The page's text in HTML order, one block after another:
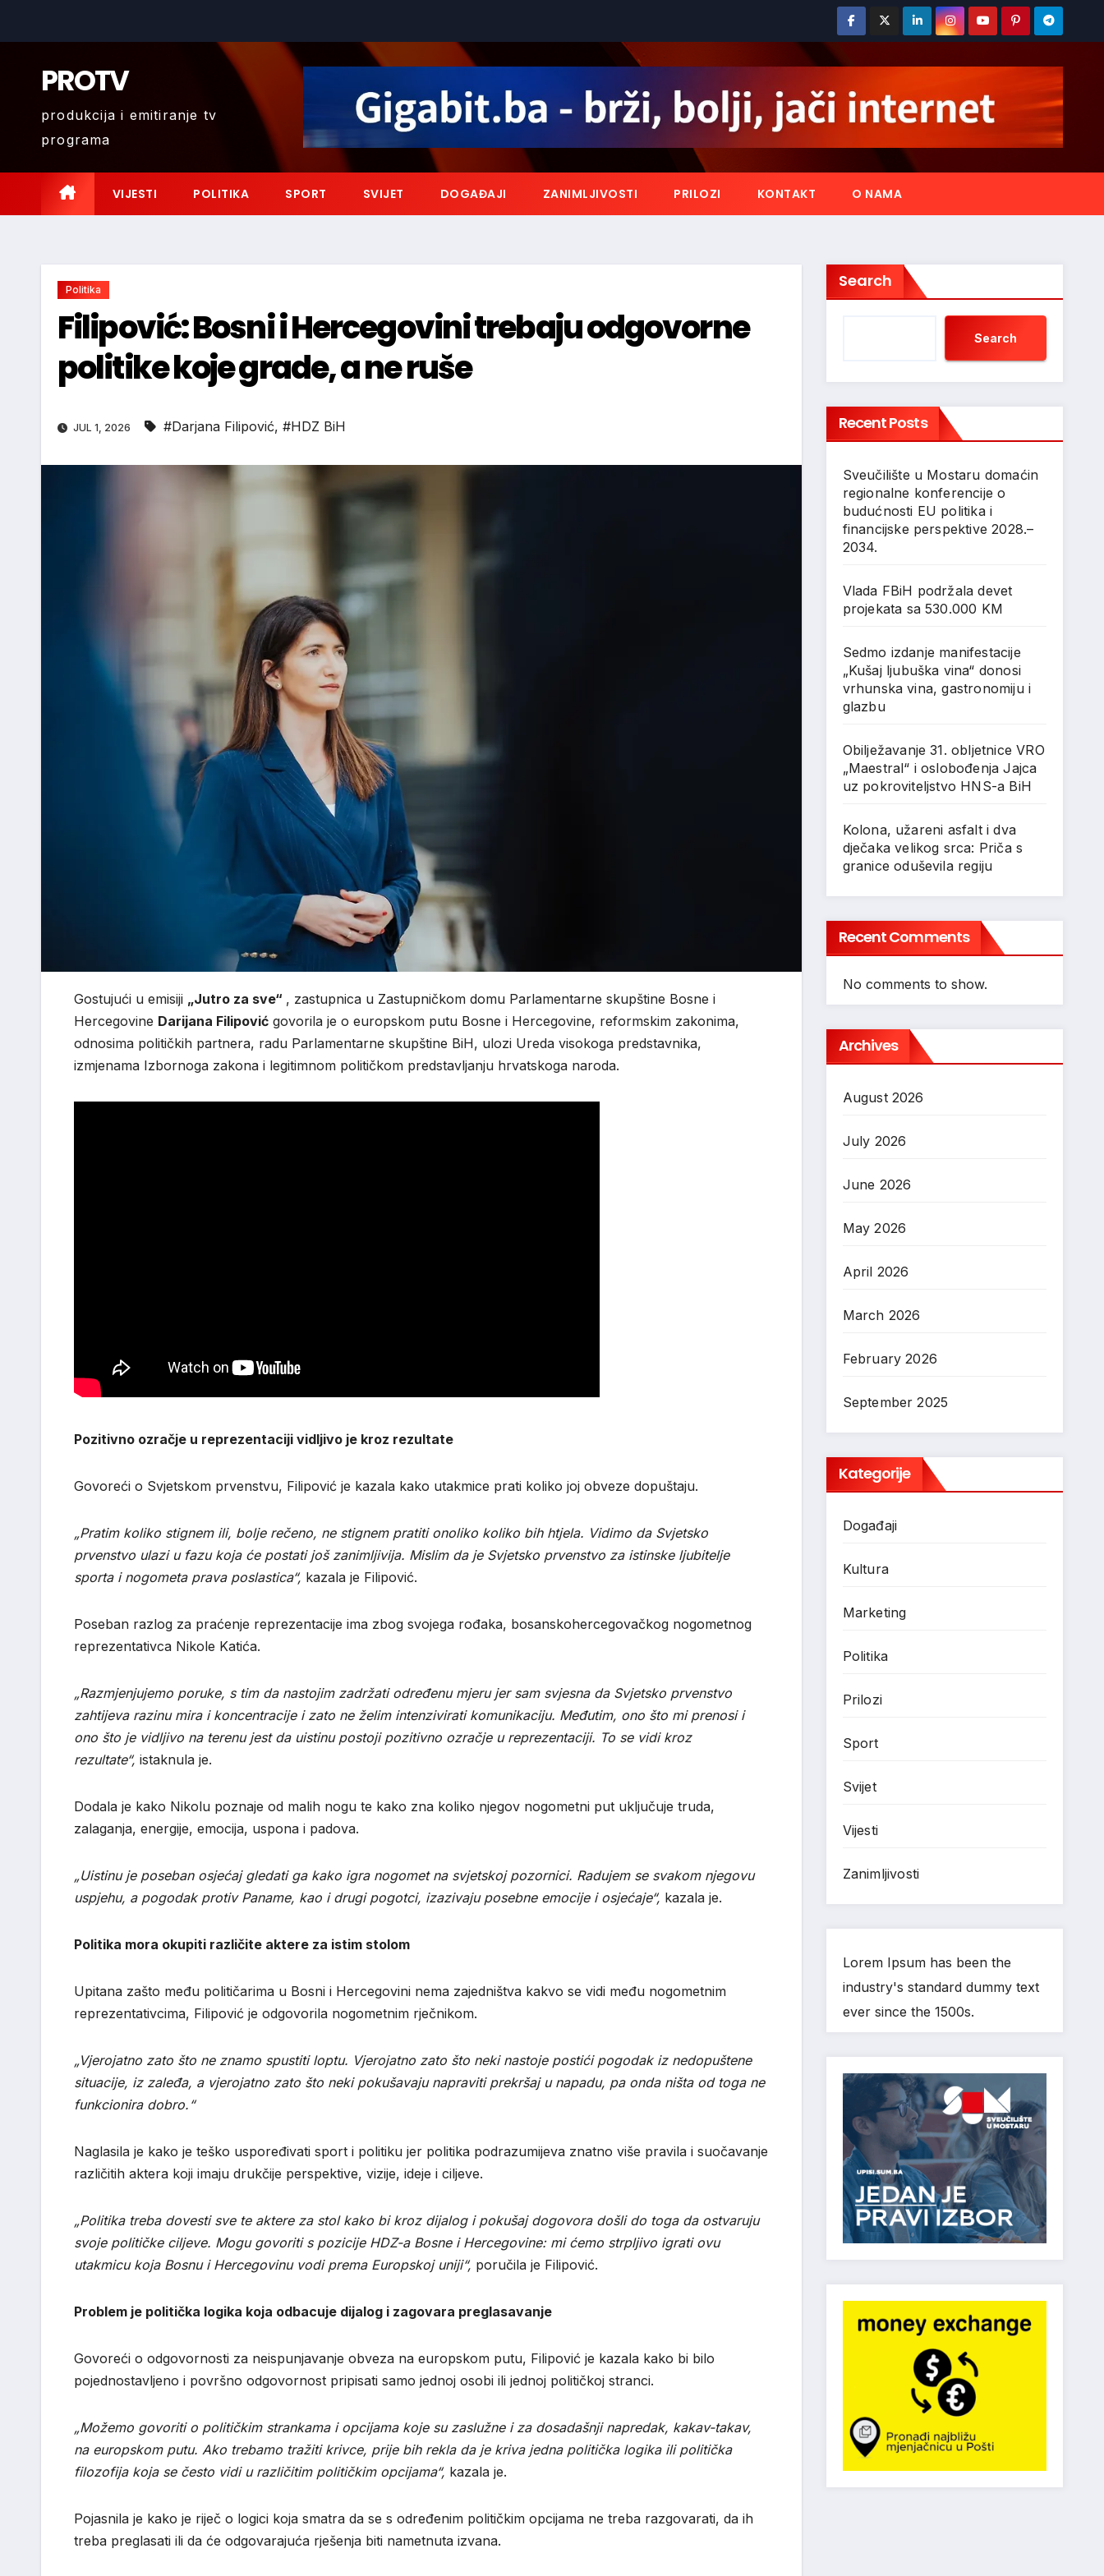
PROTV
produkcija i emitiranje tv
programa
VIJESTI POLITIKA SPORT SVIJET DOGAĐAJI ZANIMLJIVOSTI PRILOZI KONTAKT O NAMA
Politika
Filipović: Bosni i Hercegovini trebaju odgovorne
politike koje grade, a ne ruše
JUL 1, 2026 #Darjana Filipović, #HDZ BiH
Gostujući u emisiji „Jutro za sve“ , zastupnica u Zastupničkom domu Parlamentarne skupštine Bosne i
Hercegovine Darijana Filipović govorila je o europskom putu Bosne i Hercegovine, reformskim zakonima,
odnosima političkih partnera, radu Parlamentarne skupštine BiH, ulozi Ureda visokoga predstavnika,
izmjenama Izbornoga zakona i legitimnom političkom predstavljanju hrvatskoga naroda.
Pozitivno ozračje u reprezentaciji vidljivo je kroz rezultate
Govoreći o Svjetskom prvenstvu, Filipović je kazala kako utakmice prati koliko joj obveze dopuštaju.
„Pratim koliko stignem ili, bolje rečeno, ne stignem pratiti onoliko koliko bih htjela. Vidimo da Svjetsko
prvenstvo ulazi u fazu koja će postati još zanimljivija. Mislim da je Svjetsko prvenstvo za istinske ljubitelje
sporta i nogometa prava poslastica“, kazala je Filipović.
Poseban razlog za praćenje reprezentacije ima zbog svojega rođaka, bosanskohercegovačkog nogometnog
reprezentativca Nikole Katića.
„Razmjenjujemo poruke, s tim da nastojim zadržati određenu mjeru jer sam svjesna da Svjetsko prvenstvo
zahtijeva razinu mira i koncentracije i zato ne želim intenzivirati komunikaciju. Međutim, ono što mi prenosi i
ono što je vidljivo na terenu jest da uistinu postoji pozitivno ozračje u reprezentaciji. To se vidi kroz
rezultate“, istaknula je.
Dodala je kako Nikolu poznaje od malih nogu te kako zna koliko njegov nogometni put uključuje truda,
zalaganja, energije, emocija, uspona i padova.
„Uistinu je poseban osjećaj gledati ga kako igra nogomet na svjetskoj pozornici. Radujem se svakom njegovu
uspjehu, a pogodak protiv Paname, kao i drugi pogotci, izazivaju posebne emocije i osjećaje“, kazala je.
Politika mora okupiti različite aktere za istim stolom
Upitana zašto među političarima u Bosni i Hercegovini nema zajedništva kakvo se vidi među nogometnim
reprezentativcima, Filipović je odgovorila nogometnim rječnikom.
„Vjerojatno zato što ne znamo spustiti loptu. Vjerojatno zato što neki nastoje postići pogodak iz nedopuštene
situacije, iz zaleđa, a vjerojatno zato što neki pokušavaju napraviti prekršaj u napadu, pa onda ništa od toga ne
funkcionira dobro.“
Naglasila je kako je teško uspoređivati sport i politiku jer politika podrazumijeva znatno više pravila i suočavanje
različitih aktera koji imaju drukčije perspektive, vizije, ideje i ciljeve.
„Politika treba dovesti sve te aktere za stol kako bi kroz dijalog i pokušaj dogovora došli do toga da ostvaruju
svoje političke ciljeve. Mogu govoriti s pozicije HDZ-a Bosne i Hercegovine: mi ćemo strpljivo igrati ovu
utakmicu koja Bosnu i Hercegovinu vodi prema Europskoj uniji“, poručila je Filipović.
Problem je politička logika koja odbacuje dijalog i zagovara preglasavanje
Govoreći o odgovornosti za neispunjavanje obveza na europskom putu, Filipović je kazala kako bi bilo
pojednostavljeno i površno odgovornost pripisati samo jednoj osobi ili jednoj političkoj stranci.
„Možemo govoriti o političkim strankama i opcijama koje su zaslužne i za dosadašnji napredak, kakav-takav,
na europskom putu. Ako trebamo tražiti krivce, prije bih rekla da je kriva jedna politička logika ili politička
filozofija koja se često vidi u različitim političkim opcijama“, kazala je.
Pojasnila je kako je riječ o logici koja smatra da se s određenim političkim opcijama ne treba razgovarati, da ih
treba preglasati ili da će odgovarajuća rješenja biti nametnuta izvana.
Search
Search
Recent Posts
Sveučilište u Mostaru domaćin
regionalne konferencije o
budućnosti EU politika i
financijske perspektive 2028.–
2034.
Vlada FBiH podržala devet
projekata sa 530.000 KM
Sedmo izdanje manifestacije
„Kušaj ljubuška vina“ donosi
vrhunska vina, gastronomiju i
glazbu
Obilježavanje 31. obljetnice VRO
„Maestral“ i oslobođenja Jajca
uz pokroviteljstvo HNS-a BiH
Kolona, užareni asfalt i dva
dječaka velikog srca: Priča s
granice oduševila regiju
Recent Comments
No comments to show.
Archives
August 2026
July 2026
June 2026
May 2026
April 2026
March 2026
February 2026
September 2025
Kategorije
Događaji
Kultura
Marketing
Politika
Prilozi
Sport
Svijet
Vijesti
Zanimljivosti
Lorem Ipsum has been the
industry's standard dummy text
ever since the 1500s.